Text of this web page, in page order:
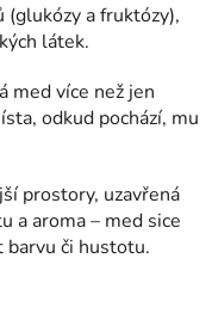
(glukózy a fruktózy),
látek.
med více než jen
odkud pochází, mu
prostory, uzavřená
a aroma – med sice
barvu či hustotu.